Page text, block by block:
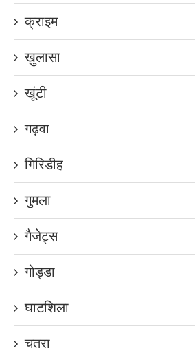
क्राइम
ख़ुलासा
खूंटी
गढ़वा
गिरिडीह
गुमला
गैजेट्स
गोड्डा
घाटशिला
चतरा